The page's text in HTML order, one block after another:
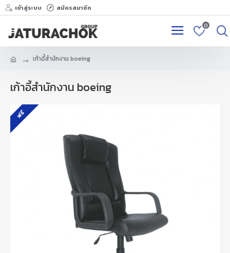
เข้าสู่ระบบ สมัครสมาชิก
0
เก้าอี้สำนักงาน boeing
เก้าอี้สำนักงาน boeing
ฟรี